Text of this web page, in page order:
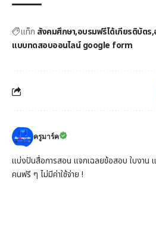
แท็ก สังคมศึกษา อบรมฟรีได้เกียรติบัตร
แบบทดสอบออนไลน์ google form
ครูมาร์ค
แบ่งปันสื่อการสอน แจกเฉลยข้อสอบ ใบงาน
คนฟรี ๆ ไม่มีค่าใช้จ่าย !